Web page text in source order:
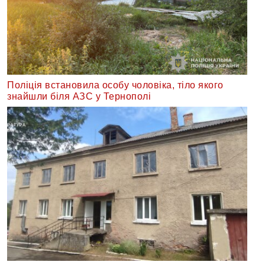
Поліція встановила особу чоловіка, тіло якого
знайшли біля АЗС у Тернополі